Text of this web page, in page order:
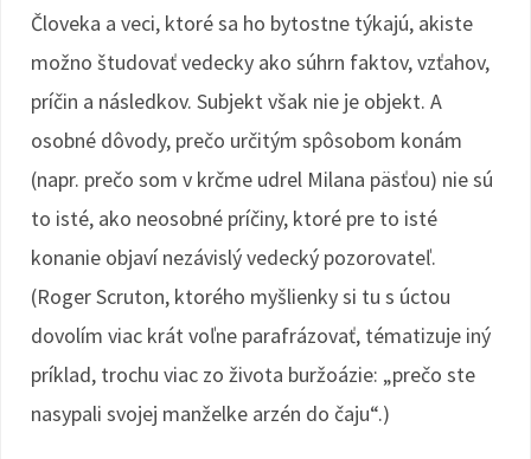
Človeka a veci, ktoré sa ho bytostne týkajú, akiste
možno študovať vedecky ako súhrn faktov, vzťahov,
príčin a následkov. Subjekt však nie je objekt. A
osobné dôvody, prečo určitým spôsobom konám
(napr. prečo som v krčme udrel Milana päsťou) nie sú
to isté, ako neosobné príčiny, ktoré pre to isté
konanie objaví nezávislý vedecký pozorovateľ.
(Roger Scruton, ktorého myšlienky si tu s úctou
dovolím viac krát voľne parafrázovať, tématizuje iný
príklad, trochu viac zo života buržoázie: „prečo ste
nasypali svojej manželke arzén do čaju“.)